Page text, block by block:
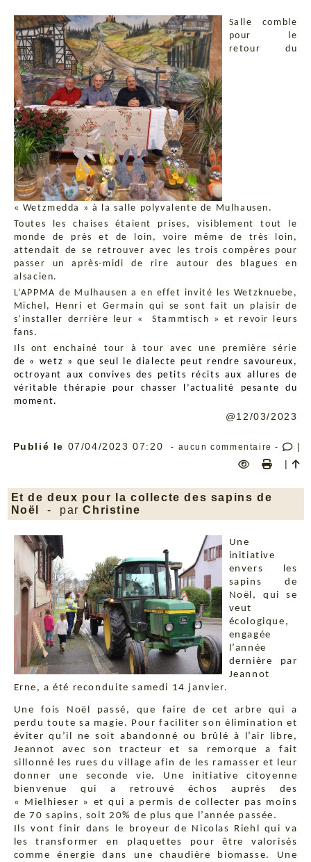
Salle comble
pour le
retour du
« Wetzmedda » à la salle polyvalente de Mulhausen.
Toutes les chaises étaient prises, visiblement tout le
monde de près et de loin, voire même de très loin,
attendait de se retrouver avec les trois compères pour
passer un après-midi de rire autour des blagues en
alsacien.
L’APPMA de Mulhausen a en effet invité les Wetzknuebe,
Michel, Henri et Germain qui se sont fait un plaisir de
s’installer derrière leur « Stammtisch » et revoir leurs
fans.
Ils ont enchainé tour à tour avec une première série
de « wetz » que seul le dialecte peut rendre savoureux,
octroyant aux convives des petits récits aux allures de
véritable thérapie pour chasser l’actualité pesante du
moment.
@12/03/2023
Publié le 07/04/2023 07:20- aucun commentaire -
|
|
Et de deux pour la collecte des sapins de
Noël
- parChristine
Une
initiative
envers les
sapins de
Noël, qui se
veut
écologique,
engagée
l’année
dernière par
Jeannot
Erne, a été reconduite samedi 14 janvier.
Une fois Noël passé, que faire de cet arbre qui a
perdu toute sa magie. Pour faciliter son élimination et
éviter qu’il ne soit abandonné ou brûlé à l’air libre,
Jeannot avec son tracteur et sa remorque a fait
sillonné les rues du village afin de les ramasser et leur
donner une seconde vie. Une initiative citoyenne
bienvenue qui a retrouvé échos auprès des
« Mielhieser » et qui a permis de collecter pas moins
de 70 sapins, soit 20% de plus que l’année passée.
Ils vont finir dans le broyeur de Nicolas Riehl qui va
les transformer en plaquettes pour être valorisés
comme énergie dans une chaudière biomasse. Une